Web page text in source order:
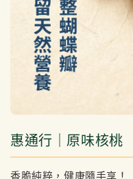
惠通行｜原味核桃
香脆純粹，健康隨手享！